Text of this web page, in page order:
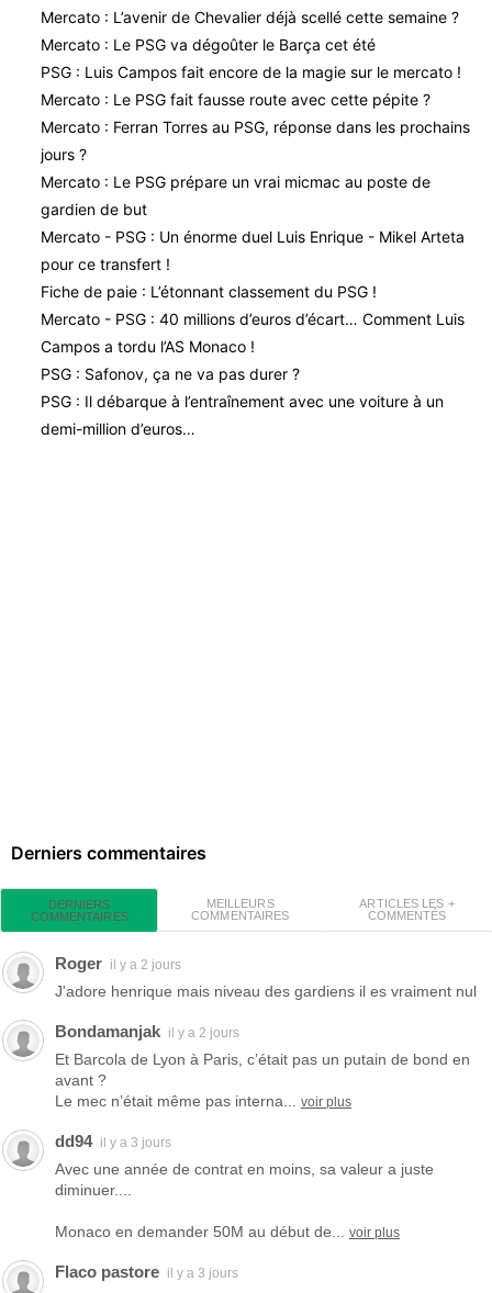
Mercato : L’avenir de Chevalier déjà scellé cette semaine ?
Mercato : Le PSG va dégoûter le Barça cet été
PSG : Luis Campos fait encore de la magie sur le mercato !
Mercato : Le PSG fait fausse route avec cette pépite ?
Mercato : Ferran Torres au PSG, réponse dans les prochains
jours ?
Mercato : Le PSG prépare un vrai micmac au poste de
gardien de but
Mercato - PSG : Un énorme duel Luis Enrique - Mikel Arteta
pour ce transfert !
Fiche de paie : L’étonnant classement du PSG !
Mercato - PSG : 40 millions d’euros d’écart… Comment Luis
Campos a tordu l’AS Monaco !
PSG : Safonov, ça ne va pas durer ?
PSG : Il débarque à l’entraînement avec une voiture à un
demi-million d’euros…
Derniers commentaires
DERNIERS
COMMENTAIRES
MEILLEURS
COMMENTAIRES
ARTICLES LES +
COMMENTÉS
Roger il y a 2 jours
J'adore henrique mais niveau des gardiens il es vraiment nul
Bondamanjak il y a 2 jours
Et Barcola de Lyon à Paris, c’était pas un putain de bond en
avant ?
Le mec n’était même pas interna... voir plus
dd94 il y a 3 jours
Avec une année de contrat en moins, sa valeur a juste
diminuer....
Monaco en demander 50M au début de... voir plus
Flaco pastore il y a 3 jours